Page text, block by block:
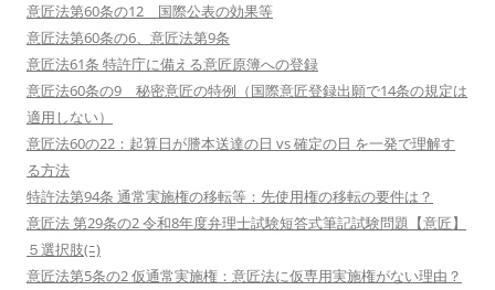
意匠法第60条の12 国際公表の効果等
意匠法第60条の6、意匠法第9条
意匠法61条 特許庁に備える意匠原簿への登録
意匠法60条の9 秘密意匠の特例（国際意匠登録出願で14条の規定は
適用しない）
意匠法60の22：起算日が謄本送達の日 vs 確定の日 を一発で理解す
る方法
特許法第94条 通常実施権の移転等：先使用権の移転の要件は？
意匠法 第29条の2 令和8年度弁理士試験短答式筆記試験問題【意匠】
５選択肢(ﾆ)
意匠法第5条の2 仮通常実施権：意匠法に仮専用実施権がない理由？